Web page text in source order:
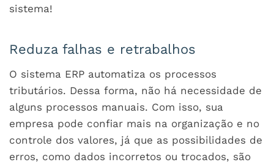
sistema!
Reduza falhas e retrabalhos
O sistema ERP automatiza os processos
tributários. Dessa forma, não há necessidade de
alguns processos manuais. Com isso, sua
empresa pode confiar mais na organização e no
controle dos valores, já que as possibilidades de
erros, como dados incorretos ou trocados, são